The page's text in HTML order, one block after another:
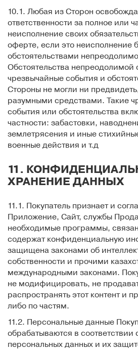
10.1. Любая из Сторон
ответственности за полное или
неисполнение своих
оферте, если это неисполнение
обстоятельствами
Обстоятельства непреодолимой
чрезвычайные события и
Стороны не могли ни
разумными средствами. Такие
события или обстоятельства
частности: забастовки,
землетрясения и иные
военные действия и т.д
11.
ХРАНЕНИЕ ДАННЫХ
11.1. Покупатель признает и
Приложение, Сайт, службы
необходимые программы,
содержат конфиденциальную
защищена законами об
собственности и прочими
международными законами.
не модифицировать, не
распространять этот контент и
либо по частям.
11.2. Персональные данные
обрабатываются в
персональных данных и их